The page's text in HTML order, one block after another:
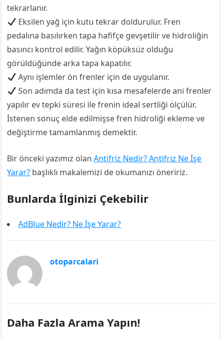
tekrarlanır.
Eksilen yağ için kutu tekrar doldurulur. Fren
pedalına basılırken tapa hafifçe gevşetilir ve hidroliğin
basıncı kontrol edilir. Yağın köpüksüz olduğu
görüldüğünde arka tapa kapatılır.
Aynı işlemler ön frenler için de uygulanır.
Son adımda da test için kısa mesafelerde ani frenler
yapılır ev tepki süresi ile frenin ideal sertliği ölçülür.
İstenen sonuç elde edilmişse fren hidroliği ekleme ve
değiştirme tamamlanmış demektir.
Bir önceki yazımız olanAntifriz Nedir? Antifriz Ne İşe
Yarar? başlıklı makalemizi de okumanızı öneririz.
Bunlarda İlginizi Çekebilir
AdBlue Nedir? Ne İşe Yarar?
otoparcalari
Daha Fazla Arama Yapın!